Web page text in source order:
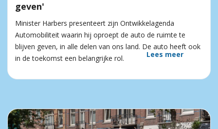
geven'
Minister Harbers presenteert zijn Ontwikkelagenda
Automobiliteit waarin hij oproept de auto de ruimte te
blijven geven, in alle delen van ons land. De auto heeft ook
in de toekomst een belangrijke rol.
Lees meer